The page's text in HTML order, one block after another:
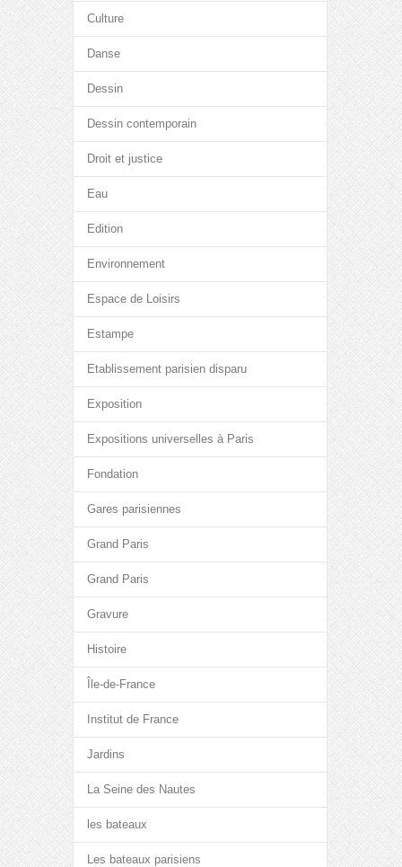
Culture
Danse
Dessin
Dessin contemporain
Droit et justice
Eau
Edition
Environnement
Espace de Loisirs
Estampe
Etablissement parisien disparu
Exposition
Expositions universelles à Paris
Fondation
Gares parisiennes
Grand Paris
Grand Paris
Gravure
Histoire
Île-de-France
Institut de France
Jardins
La Seine des Nautes
les bateaux
Les bateaux parisiens